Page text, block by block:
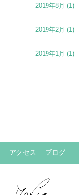
2019年8月 (1)
2019年2月 (1)
2019年1月 (1)
アクセス ブログ